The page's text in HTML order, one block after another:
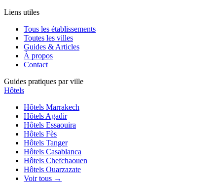
Liens utiles
Tous les établissements
Toutes les villes
Guides & Articles
À propos
Contact
Guides pratiques par ville
Hôtels
Hôtels Marrakech
Hôtels Agadir
Hôtels Essaouira
Hôtels Fès
Hôtels Tanger
Hôtels Casablanca
Hôtels Chefchaouen
Hôtels Ouarzazate
Voir tous →